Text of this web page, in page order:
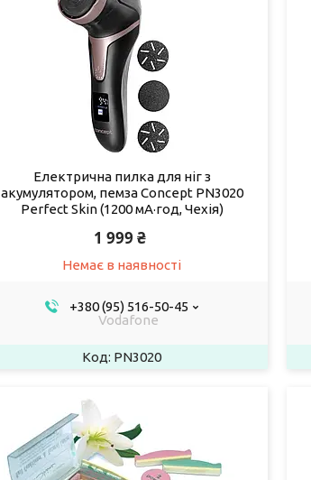
Електрична пилка для ніг з
акумулятором, пемза Concept PN3020
Perfect Skin (1200 мА·год, Чехія)
1 999 ₴
Немає в наявності
+380 (95) 516-50-45
Vodafone
PN3020